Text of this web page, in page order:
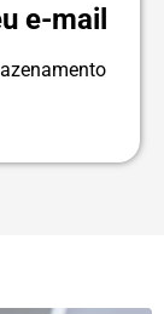
e-mail